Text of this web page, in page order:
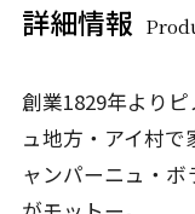
詳細情報
創業1829年より
ュ地方・アイ村
ャンパーニュ・ボ